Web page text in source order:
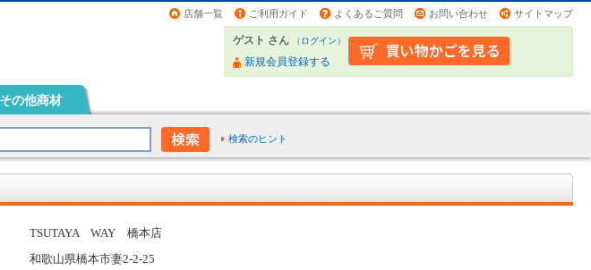
店舗一覧 ご利用ガイド よくあるご質問 お問い合わせ サイトマップ
ゲスト さん （ログイン）
新規会員登録する
その他商材
検索のヒント
TSUTAYA WAY 橋本店
和歌山県橋本市妻2-2-25